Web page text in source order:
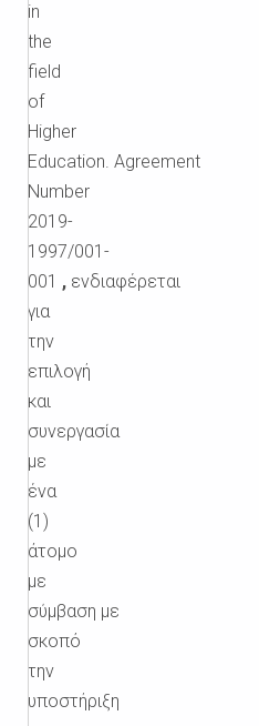
in
the
field
of
Higher
Education. Agreement
Number
2019-
1997/001-
001 , ενδιαφέρεται
για
την
επιλογή
και
συνεργασία
με
ένα
(1)
άτομο
με
σύμβαση με
σκοπό
την
υποστήριξη